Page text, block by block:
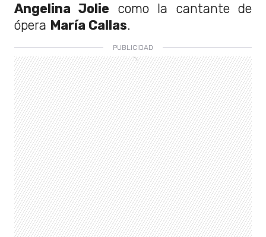
Angelina Jolie como la cantante de
ópera María Callas.